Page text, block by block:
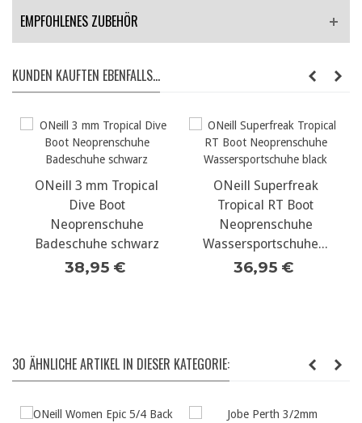
EMPFOHLENES ZUBEHÖR
KUNDEN KAUFTEN EBENFALLS...
ONeill 3 mm Tropical
Dive Boot
Neoprenschuhe
Badeschuhe schwarz
38,95 €
ONeill Superfreak
Tropical RT Boot
Neoprenschuhe
Wassersportschuhe...
36,95 €
30 ÄHNLICHE ARTIKEL IN DIESER KATEGORIE: